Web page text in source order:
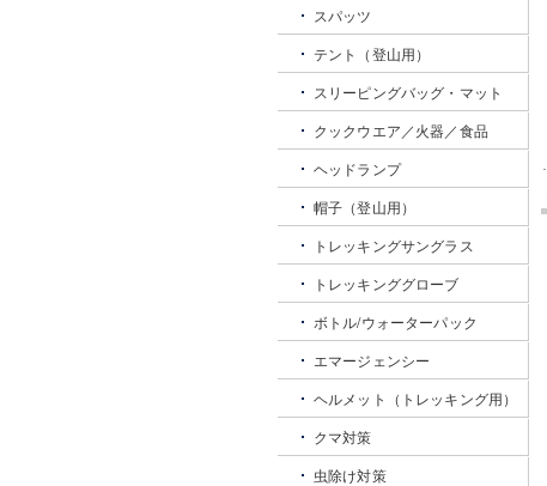
スパッツ
テント（登山用）
スリーピングバッグ・マット
クックウエア／火器／食品
ヘッドランプ
帽子（登山用）
トレッキングサングラス
トレッキンググローブ
ボトル/ウォーターパック
エマージェンシー
ヘルメット（トレッキング用）
クマ対策
虫除け対策